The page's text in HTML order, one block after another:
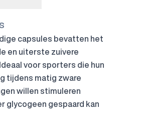
capsules bevatten het
en uiterste zuivere
Ideaal voor sporters die hun
tijdens matig zware
willen stimuleren
glycogeen gespaard kan